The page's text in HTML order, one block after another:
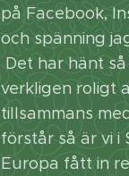
på Facebook,
och spänning
Det har hänt
verkligen roligt
tillsammans
förstår så är vi i
Europa fått in